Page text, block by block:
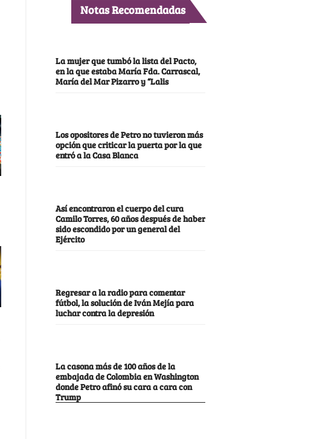
Notas Recomendadas
La mujer que tumbó la lista del Pacto,
en la que estaba María Fda. Carrascal,
María del Mar Pizarro y “Lalis
Los opositores de Petro no tuvieron más
opción que criticar la puerta por la que
entró a la Casa Blanca
Así encontraron el cuerpo del cura
Camilo Torres, 60 años después de haber
sido escondido por un general del
Ejército
Regresar a la radio para comentar
fútbol, la solución de Iván Mejía para
luchar contra la depresión
La casona más de 100 años de la
embajada de Colombia en Washington
donde Petro afinó su cara a cara con
Trump